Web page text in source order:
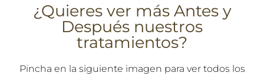
¿Quieres ver más Antes y
Después nuestros
tratamientos?
Pincha en la siguiente imagen para ver todos los